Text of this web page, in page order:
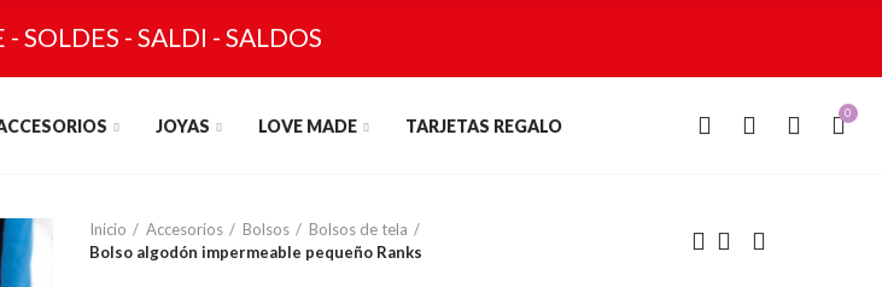
- SOLDES - SALDI - SALDOS
JOYAS LOVE MADE TARJETAS REGALO
0
Inicio Accesorios Bolsos
Bolsos de tela
Bolso algodón impermeable pequeño Ranks